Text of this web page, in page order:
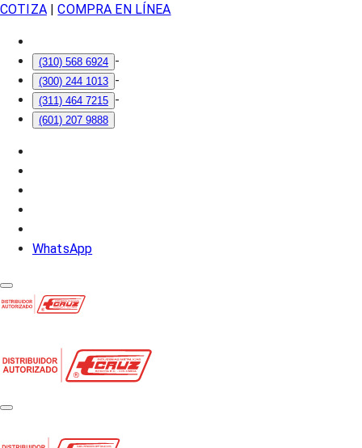
COTIZA| COMPRA EN LÍNEA
(310) 568 6924 -
(300) 244 1013 -
(311) 464 7215 -
(601) 207 9888
WhatsApp